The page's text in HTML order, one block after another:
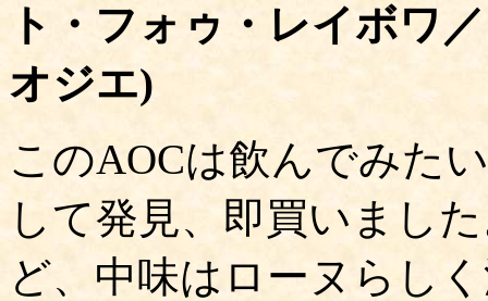
ト・フォゥ・レイボワ
オジエ)
このAOCは飲んでみた
して発見、即買いまし
ど、中味はローヌらし